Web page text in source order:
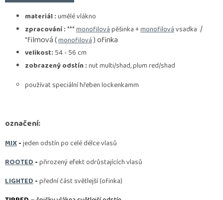
materiál :umělé vlákno
zpracování :***monofilovápěšinka +monofilovávsadka /
"filmová (monofilová) ofinka
velikost: 54 - 56 cm
zobrazený odstín :nut multi/shad, plum red/shad
používat speciální hřeben lockenkamm
označení:
MIX-jeden odstín po celé délce vlasů
ROOTED-přirozený efekt odrůstajících vlasů
LIGHTED-přední část světlejší (ofinka)